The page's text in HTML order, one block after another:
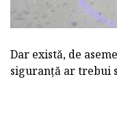
Dar există, de
siguranță ar trebui